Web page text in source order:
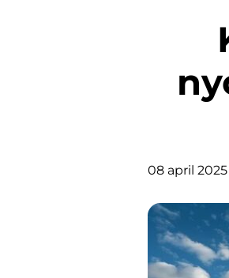
08 april 2025